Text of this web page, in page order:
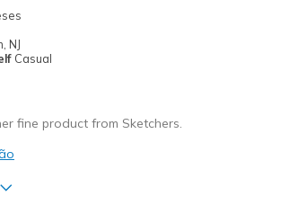
NJ
Casual
fine product from Sketchers.